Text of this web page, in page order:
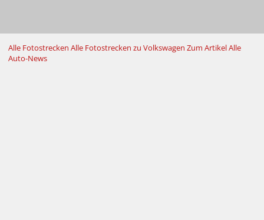
Alle Fotostrecken Alle Fotostrecken zu Volkswagen Zum ArtikelAlle
Auto-News